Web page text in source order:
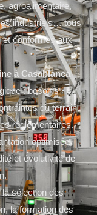
agroalimentaire,
industriels… tous
et conformes aux
à Casablanca
: besoins
du terrain,
réglementaires.
optimisée,
et évolutivité de
sélection des
la formation des